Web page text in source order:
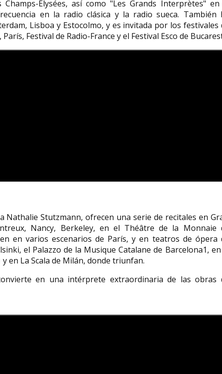
Élysées, así como "Les Grands Interprètes"
en la radio clásica y la radio sueca. También
Lisboa y Estocolmo, y es invitada por los festivales
Festival de Radio-France y el Festival Esco de
Nathalie Stutzmann, ofrecen una serie de recitales en
Nancy, Berkeley, en el Théâtre de la Monnaie
en varios escenarios de París, y en teatros de ópera
el Palazzo de la Musique Catalane de Barcelona1,
en La Scala de Milán, donde triunfan.
en una intérprete extraordinaria de las obras